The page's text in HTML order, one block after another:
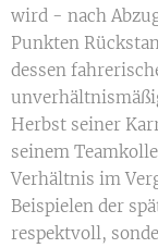
wird - nach
Punkten
dessen
Herbst seiner
seinem
Verhältnis im
Beispielen der
respektvoll,